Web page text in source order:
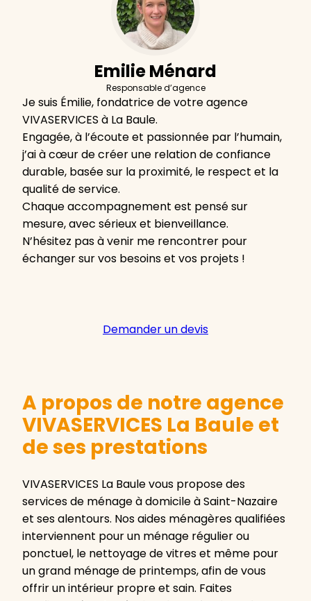
Emilie Ménard
Responsable d’agence
Je suis Émilie, fondatrice de votre agence
VIVASERVICES à La Baule.
Engagée, à l’écoute et passionnée par l’humain,
j’ai à cœur de créer une relation de confiance
durable, basée sur la proximité, le respect et la
qualité de service.
Chaque accompagnement est pensé sur
mesure, avec sérieux et bienveillance.
N’hésitez pas à venir me rencontrer pour
échanger sur vos besoins et vos projets !
Demander un devis
A propos de notre agence
VIVASERVICES La Baule et
de ses prestations
VIVASERVICES La Baule vous propose des
services de ménage à domicile à Saint-Nazaire
et ses alentours. Nos aides ménagères qualifiées
interviennent pour un ménage régulier ou
ponctuel, le nettoyage de vitres et même pour
un grand ménage de printemps, afin de vous
offrir un intérieur propre et sain. Faites